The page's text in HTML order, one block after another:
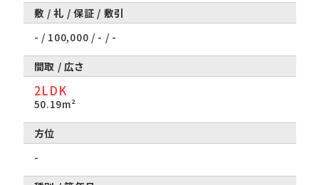
- / 100,000 / - / -
2LDK
50.19m²
-